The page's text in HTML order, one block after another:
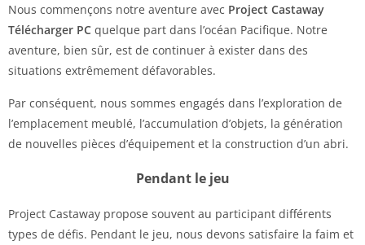
Nous commençons notre aventure avec Project Castaway
Télécharger PC quelque part dans l’océan Pacifique. Notre
aventure, bien sûr, est de continuer à exister dans des
situations extrêmement défavorables.
Par conséquent, nous sommes engagés dans l’exploration de
l’emplacement meublé, l’accumulation d’objets, la génération
de nouvelles pièces d’équipement et la construction d’un abri.
Pendant le jeu
Project Castaway propose souvent au participant différents
types de défis. Pendant le jeu, nous devons satisfaire la faim et